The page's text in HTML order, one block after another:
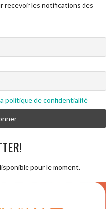
recevoir les notifications des
politique de confidentialité
pour le moment.